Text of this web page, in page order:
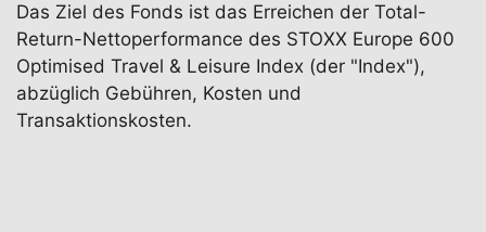
Das Ziel des Fonds ist das Erreichen der Total-
Return-Nettoperformance des STOXX Europe 600
Optimised Travel & Leisure Index (der "Index"),
abzüglich Gebühren, Kosten und
Transaktionskosten.